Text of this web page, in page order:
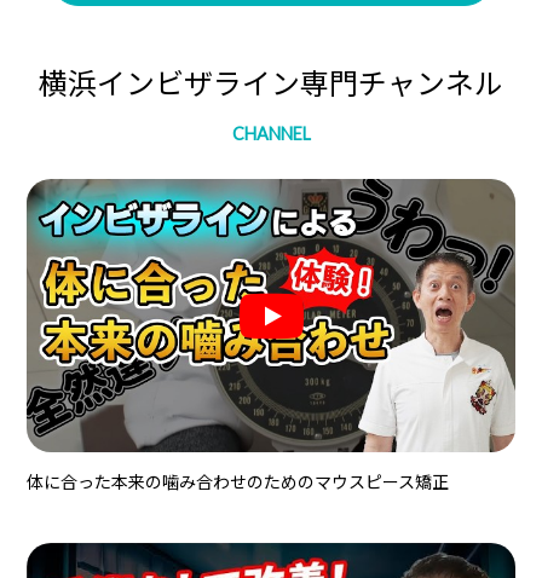
横浜インビザライン専門チャンネル
CHANNEL
体に合った本来の噛み合わせのためのマウスピース矯正